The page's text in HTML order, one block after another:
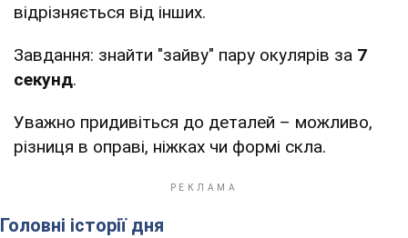
відрізняється від інших.
Завдання: знайти "зайву" пару окулярів за 7
секунд.
Уважно придивіться до деталей – можливо,
різниця в оправі, ніжках чи формі скла.
Головні історії дня